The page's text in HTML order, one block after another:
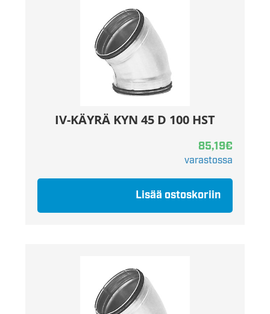
IV-KÄYRÄ KYN 45 D 100 HST
85,19€
varastossa
Lisää ostoskoriin